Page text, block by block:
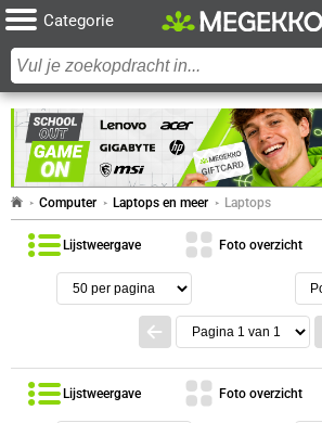
Categorie
Computer Laptops en meer Laptops
Lijstweergave Foto overzicht
Lijstweergave Foto overzicht